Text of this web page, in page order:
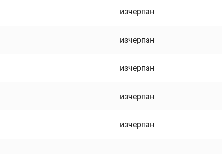
изчерпан
изчерпан
изчерпан
изчерпан
изчерпан